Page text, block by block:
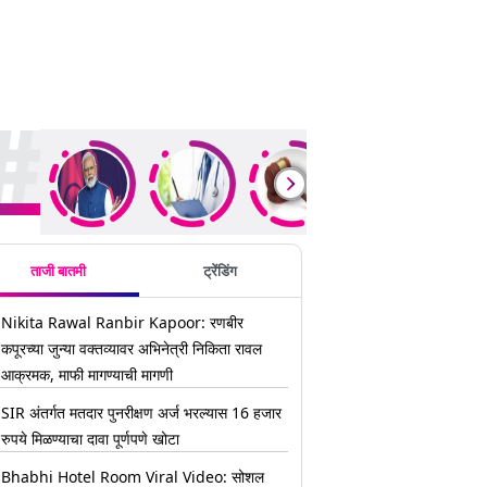
ताजी बातमी ट्रेंडिंग
Nikita Rawal Ranbir Kapoor: रणबीर
कपूरच्या जुन्या वक्तव्यावर अभिनेत्री निकिता रावल
आक्रमक, माफी मागण्याची मागणी
SIR अंतर्गत मतदार पुनरीक्षण अर्ज भरल्यास 16 हजार
रुपये मिळण्याचा दावा पूर्णपणे खोटा
Bhabhi Hotel Room Viral Video: सोशल